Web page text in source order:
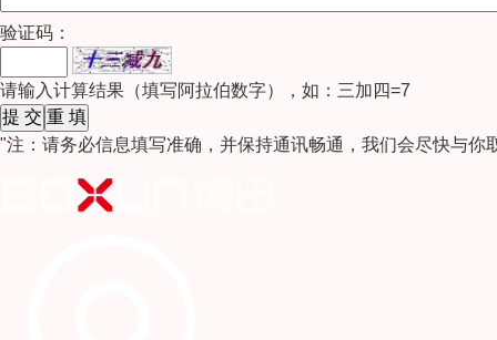
验证码：
请输入计算结果（填写阿拉伯数字），如：三加四=7
"注：请务必信息填写准确，并保持通讯畅通，我们会尽快与你